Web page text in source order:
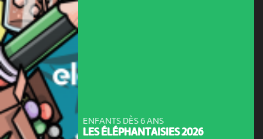
ENFANTS DÈS 6 ANS
LES ÉLÉPHANTAISIES 2026